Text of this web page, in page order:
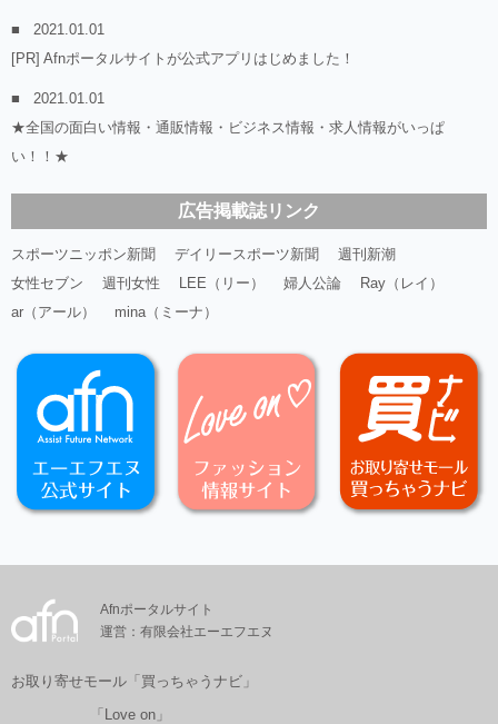
2021.01.01
[PR] Afnポータルサイトが公式アプリはじめました！
2021.01.01
★全国の面白い情報・通販情報・ビジネス情報・求人情報がいっぱ
い！！★
広告掲載誌リンク
スポーツニッポン新聞 デイリースポーツ新聞
週刊新潮
女性セブン
週刊女性 LEE（リー） 婦人公論
Ray（レイ）
ar（アール）
mina（ミーナ）
Afnポータルサイト
運営：有限会社エーエフエヌ
お取り寄せモール「買っちゃうナビ」
「Love on」